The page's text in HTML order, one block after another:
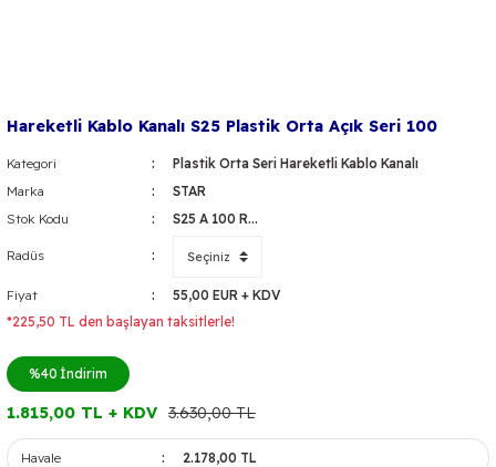
Hareketli Kablo Kanalı S25 Plastik Orta Açık Seri 100
Kategori
Plastik Orta Seri Hareketli Kablo Kanalı
Marka
STAR
Stok Kodu
S25 A 100 R...
Radüs
Fiyat
55,00 EUR + KDV
*225,50 TL den başlayan taksitlerle!
%40 İndirim
1.815,00 TL + KDV 3.630,00 TL
Havale 2.178,00 TL